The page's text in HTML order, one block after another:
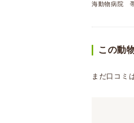
海動物病院
この動
まだ口コミ